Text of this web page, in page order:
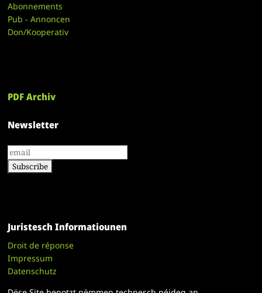
Abonnements
Pub - Annoncen
Don/Kooperativ
PDF Archiv
Newsletter
Juristesch Informatiounen
Droit de réponse
Impressum
Datenschutz